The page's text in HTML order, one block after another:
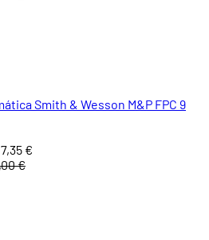
Smith & Wesson M&P FPC 9
€
€